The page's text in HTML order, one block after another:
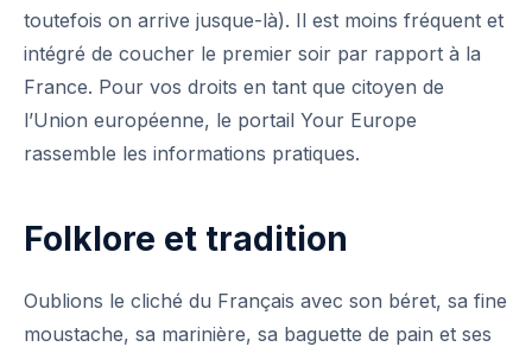
toutefois on arrive jusque-là). Il est moins fréquent et
intégré de coucher le premier soir par rapport à la
France. Pour vos droits en tant que citoyen de
l’Union européenne, le portail Your Europe
rassemble les informations pratiques.
Folklore et tradition
Oublions le cliché du Français avec son béret, sa fine
moustache, sa marinière, sa baguette de pain et ses